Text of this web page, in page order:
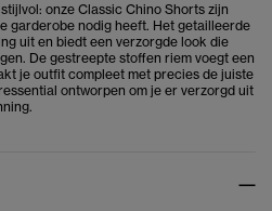
onze Classic Chino Shorts zijn
garderobe nodig heeft. Het getailleerde
uit en biedt een verzorgde look die
De gestreepte stoffen riem voegt een
je outfit compleet met precies de juiste
ontworpen om je er verzorgd uit